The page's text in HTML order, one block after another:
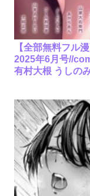
【全部無料フル
2025年6月号//
有村大根 うしの
大右衛門 山本
ヂ 源キュン太 天